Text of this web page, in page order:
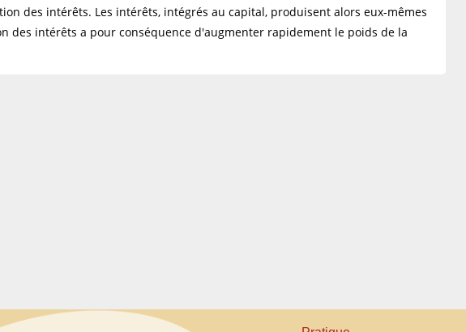
des intérêts. Les intérêts, intégrés au capital, produisent alors eux-mêmes
des intérêts a pour conséquence d'augmenter rapidement le poids de la